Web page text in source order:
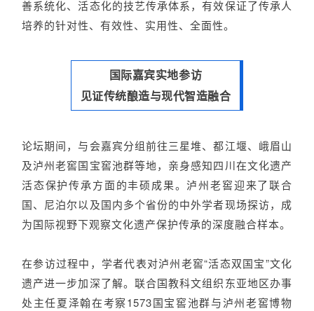
善系统化、活态化的技艺传承体系，有效保证了传承人
培养的针对性、有效性、实用性、全面性。
国际嘉宾实地参访
见证传统酿造与现代智造融合
论坛期间，与会嘉宾分组前往三星堆、都江堰、峨眉山
及泸州老窖国宝窖池群等地，亲身感知四川在文化遗产
活态保护传承方面的丰硕成果。泸州老窖迎来了联合
国、尼泊尔以及国内多个省份的中外学者现场探访，成
为国际视野下观察文化遗产保护传承的深度融合样本。
在参访过程中，学者代表对泸州老窖“活态双国宝”文化
遗产进一步加深了解。联合国教科文组织东亚地区办事
处主任夏泽翰在考察1573国宝窖池群与泸州老窖博物